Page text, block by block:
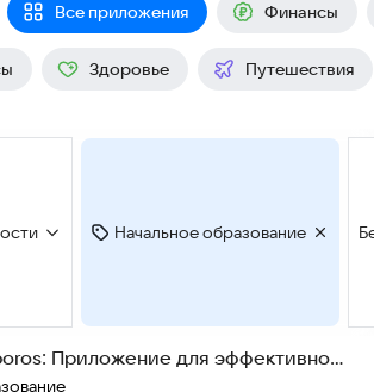
Все приложения Финансы
Здоровье Путешествия
Начальное образование
Приложение для эффективного